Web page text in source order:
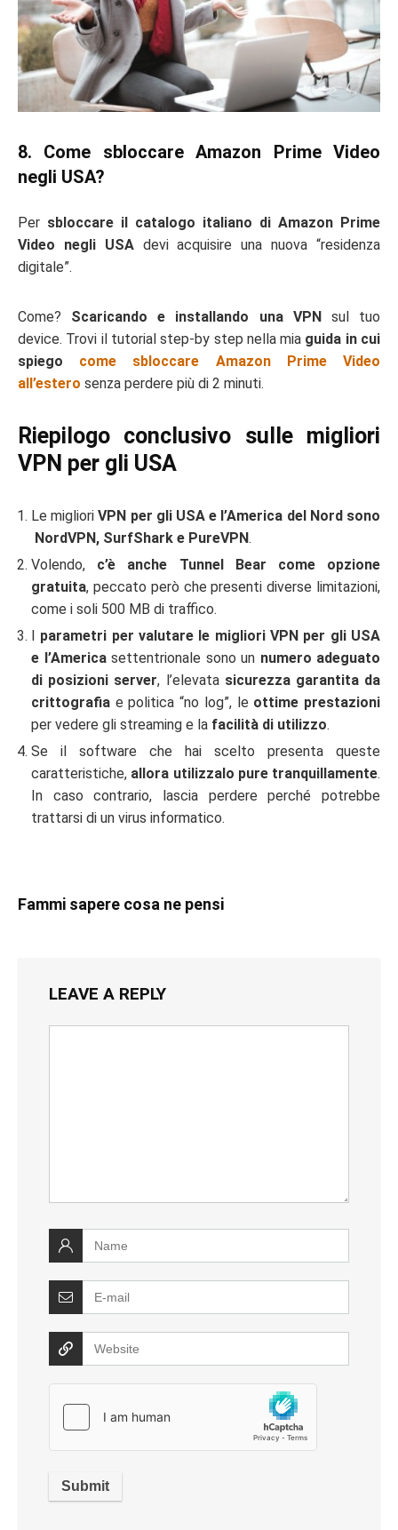
8. Come sbloccare Amazon Prime Video
negli USA?
Per sbloccare il catalogo italiano di Amazon Prime
Video negli USAdevi acquisire una nuova “residenza
digitale”.
Come? Scaricando e installando una VPN
sul tuo
device. Trovi il tutorial step-by step nella mia guida in cui
spiego come sbloccare Amazon Prime Video
all’estero senza perdere più di 2 minuti.
Riepilogo conclusivo sulle migliori
VPN per gli USA
Le miglioriVPN per gli USA e l’America del Nord sono
NordVPN, SurfShark e PureVPN.
Volendo, c’è anche Tunnel Bear come opzione
gratuita, peccato però che presenti diverse limitazioni,
come i soli 500 MB di traffico.
parametri per valutare le migliori VPN per gli USA
e l’Americasettentrionale sono un numero adeguato
di posizioni server, l’elevata sicurezza garantita da
crittografia e politica “no log”, le ottime prestazioni
per vedere gli streaming e la facilità di utilizzo.
Se il software che hai scelto presenta queste
caratteristiche, allora utilizzalo pure tranquillamente.
In caso contrario, lascia perdere perché potrebbe
trattarsi di un virus informatico.
Fammi sapere cosa ne pensi
LEAVE A REPLY